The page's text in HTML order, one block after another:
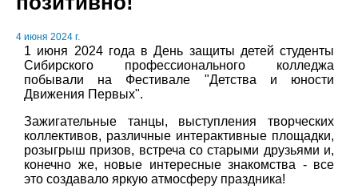
4 июня 2024 г.
1 июня 2024 года в День защиты детей студенты
Сибирского профессионального колледжа
побывали на Фестивале "Детства и юности
Движения Первых".
Зажигательные танцы, выступления творческих
коллективов, различные интерактивные площадки,
розыгрыш призов, встреча со старыми друзьями и,
конечно же, новые интересные знакомства - все
это создавало яркую атмосферу праздника!